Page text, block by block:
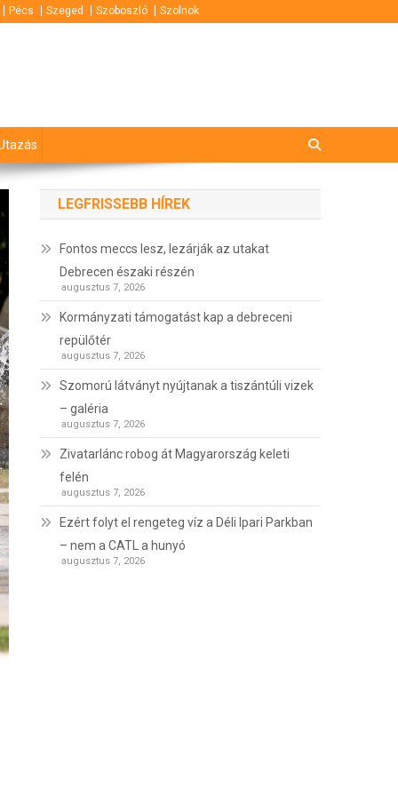
Pécs Szeged Szoboszló Szolnok
LEGFRISSEBB HÍREK
Fontos meccs lesz, lezárják az utakat
Debrecen északi részén
augusztus 7, 2026
Kormányzati támogatást kap a debreceni
repülőtér
augusztus 7, 2026
Szomorú látványt nyújtanak a tiszántúli vizek
– galéria
augusztus 7, 2026
Zivatarlánc robog át Magyarország keleti
felén
augusztus 7, 2026
Ezért folyt el rengeteg víz a Déli Ipari Parkban
– nem a CATL a hunyó
augusztus 7, 2026